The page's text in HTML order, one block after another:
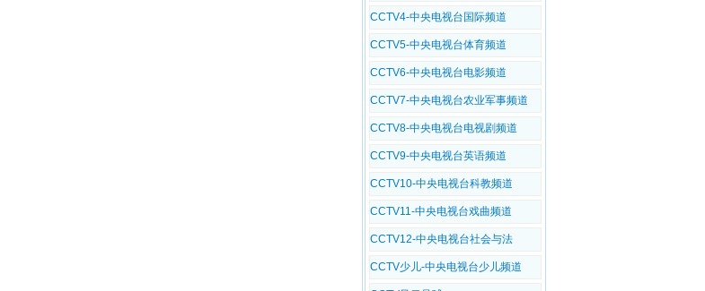
CCTV4-中央电视台国际频道
CCTV5-中央电视台体育频道
CCTV6-中央电视台电影频道
CCTV7-中央电视台农业军事频道
CCTV8-中央电视台电视剧频道
CCTV9-中央电视台英语频道
CCTV10-中央电视台科教频道
CCTV11-中央电视台戏曲频道
CCTV12-中央电视台社会与法
CCTV少儿-中央电视台少儿频道